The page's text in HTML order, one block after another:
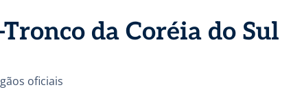
da Coréia do Sul
oficiais